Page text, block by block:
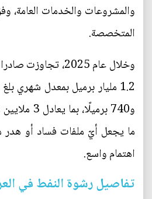
والمشروعات والخدمات العامة،
المتخصصة.
وخلال عام 2025،
ما يجعل أيّ ملفات فساد أو
اهتمام واسع.
تفاصيل رشوة النفط في